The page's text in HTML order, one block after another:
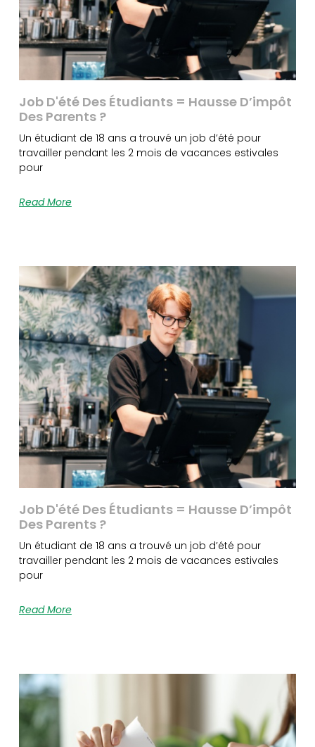
Job D'été Des Étudiants = Hausse D’impôt
Des Parents ?
Un étudiant de 18 ans a trouvé un job d’été pour
travailler pendant les 2 mois de vacances estivales
pour
Read More
Job D'été Des Étudiants = Hausse D’impôt
Des Parents ?
Un étudiant de 18 ans a trouvé un job d’été pour
travailler pendant les 2 mois de vacances estivales
pour
Read More